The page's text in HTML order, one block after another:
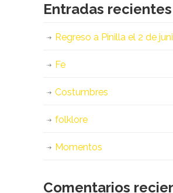
Entradas recientes
Regreso a Pinilla el 2 de
Fe
Costumbres
folklore
Momentos
Comentarios